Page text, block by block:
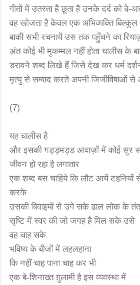
गीतों में उतरता है छूता है उनके दर्द को बे-
वह खोजता है केवल एक अभिव्यक्ति
बाकी सभी रचनायें उस तक पहुँचने का
अंत कोई भी मुकम्मल नहीं होता चालीस के
डरावने शब्द लिखे हैं जिसे देख कर धर्म
मृत्यु से सम्वाद करते अपनी जिजीविषाओं
(7)
यह चालीस है
और इसकी गड्ड्मड्ड आवाज़ों में कोई सुर
जीवन हो रहा है लगातार
एक शब्द बस चाहिये कि लौट आयें
करके
उसकी बिवाइयों से उगे सके ढाल लोक के
सृष्टि में स्वर की जो जगह है मिल सके उसे
वह चाह सके
भविष्य के बीजों में लहलहाना
कि नहीं चाह पाना चाह कर भी
एक बे-शिनाख्त ग़ुलामी है इस व्यवस्था में